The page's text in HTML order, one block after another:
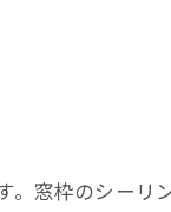
窓枠のシーリ